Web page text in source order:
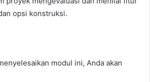
opsi konstruksi.
modul ini, Anda akan